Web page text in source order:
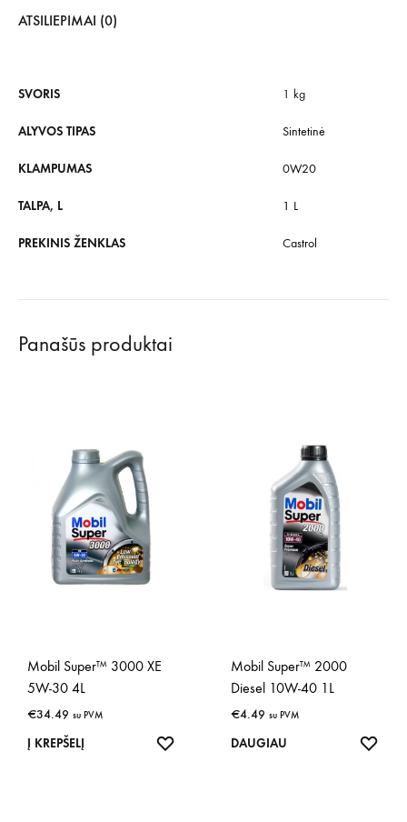
ATSILIEPIMAI (0)
SVORIS 1 kg
ALYVOS TIPAS Sintetinė
KLAMPUMAS 0W20
TALPA, L 1 L
PREKINIS ŽENKLAS Castrol
Panašūs produktai
Mobil Super™ 3000 XE
5W-30 4L
€34.49 su PVM
Į KREPŠELĮ IŠSAUGOTI
Mobil Super™ 2000
Diesel 10W-40 1L
€4.49 su PVM
DAUGIAU